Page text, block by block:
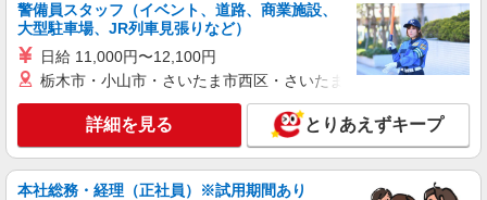
派遣社員
株式会社日本パーソナルビジネス 首都圏支社（T11_329）
≪携帯販売｜家電量販店のソフトバンクコーナ
ー≫
時給1500円 ◆交通費規定支給
茨城県守谷市松ケ丘
キープ 詳細を見る
警備員スタッフ（イベント、道路、商業施設、
大型駐車場、JR列車見張りなど）
日給 11,000円〜12,100円
栃木市・小山市・さいたま市西区・さいたま市岩槻区・久喜市・
詳細を見る とりあえずキープ
本社総務・経理（正社員）※試用期間あり